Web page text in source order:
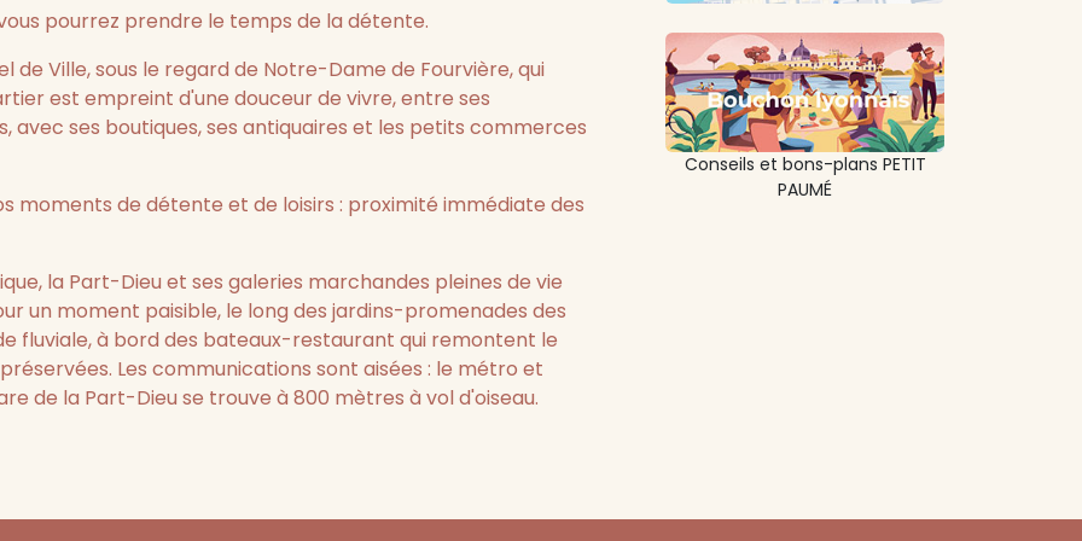
pourrez prendre le temps de la détente.
de Ville, sous le regard de Notre-Dame de Fourvière, qui
est empreint d'une douceur de vivre, entre ses
avec ses boutiques, ses antiquaires et les petits commerces
moments de détente et de loisirs : proximité immédiate des
la Part-Dieu et ses galeries marchandes pleines de vie
un moment paisible, le long des jardins-promenades des
fluviale, à bord des bateaux-restaurant qui remontent le
Les communications sont aisées : le métro et
de la Part-Dieu se trouve à 800 mètres à vol d'oiseau.
Conseils et bons-plans PETIT
PAUMÉ